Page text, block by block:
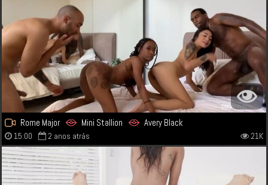
Rome Major Mini Stallion Avery Black
15:00 2 anos atrás 21K